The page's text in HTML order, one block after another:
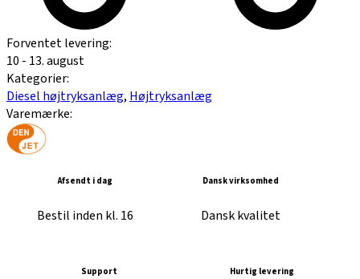
Forventet levering:
10 - 13. august
Kategorier:
Diesel højtryksanlæg, Højtryksanlæg
Varemærke:
Afsendt i dag
Bestil inden kl. 16
Dansk virksomhed
Dansk kvalitet
Support Hurtig levering